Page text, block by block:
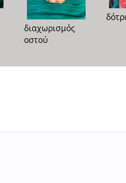
διαχωρισμός
οστού